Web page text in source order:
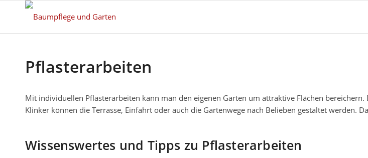
Pflasterarbeiten
Mit individuellen Pflasterarbeiten kann man den eigenen Garten um attraktive Flächen
Klinker können die Terrasse, Einfahrt oder auch die Gartenwege nach Belieben gestaltet werden.
Wissenswertes und Tipps zu Pflasterarbeiten